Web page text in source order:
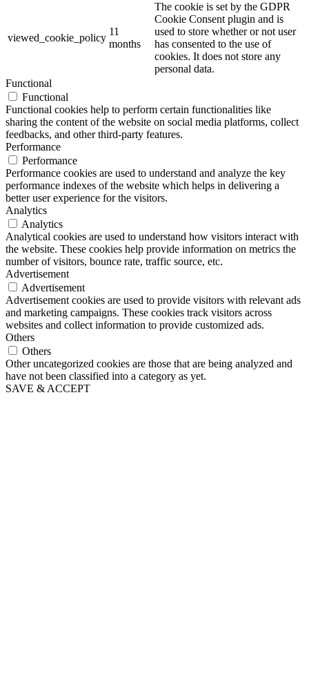
viewed_cookie_policy
11
months
The cookie is set by the GDPR
Cookie Consent plugin and is
used to store whether or not user
has consented to the use of
cookies. It does not store any
personal data.
Functional
Functional
Functional cookies help to perform certain functionalities like
sharing the content of the website on social media platforms, collect
feedbacks, and other third-party features.
Performance
Performance
Performance cookies are used to understand and analyze the key
performance indexes of the website which helps in delivering a
better user experience for the visitors.
Analytics
Analytics
Analytical cookies are used to understand how visitors interact with
the website. These cookies help provide information on metrics the
number of visitors, bounce rate, traffic source, etc.
Advertisement
Advertisement
Advertisement cookies are used to provide visitors with relevant ads
and marketing campaigns. These cookies track visitors across
websites and collect information to provide customized ads.
Others
Others
Other uncategorized cookies are those that are being analyzed and
have not been classified into a category as yet.
SAVE & ACCEPT